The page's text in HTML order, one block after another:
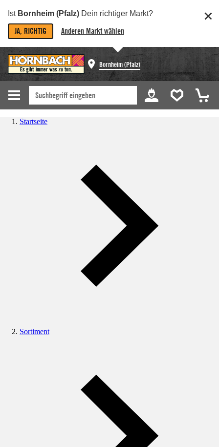
Ist Bornheim (Pfalz) Dein richtiger Markt?
JA, RICHTIG Anderen Markt wählen
Bornheim (Pfalz)
Startseite
Sortiment